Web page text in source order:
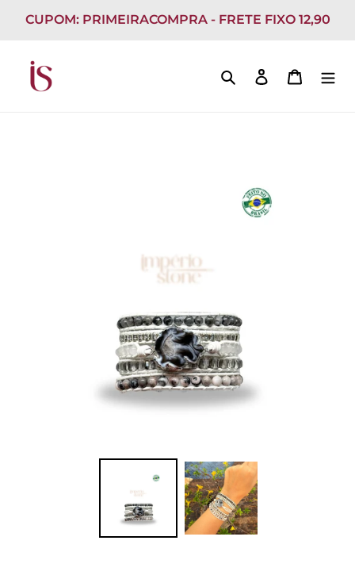
conteúdo
CUPOM: PRIMEIRACOMPRA - FRETE FIXO 12,90
PesquisarFazer login
Carrinho